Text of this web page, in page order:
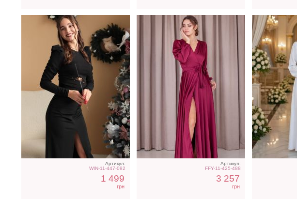
Артикул:
WIN-11-447-092
1 499
грн
Артикул:
FFY-11-425-488
3 257
грн
Вечернее платье
молочного цвета с
накидкой
Голубое нарядное
облегающее платье в пол
черное